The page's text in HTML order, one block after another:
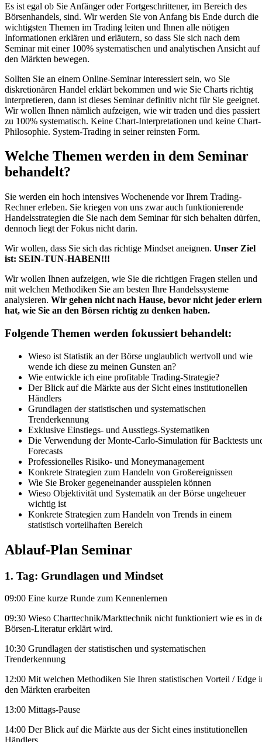
Es ist egal ob Sie Anfänger oder Fortgeschrittener, im Bereich des
Börsenhandels, sind. Wir werden Sie von Anfang bis Ende durch die
wichtigsten Themen im Trading leiten und Ihnen alle nötigen
Informationen erklären und erläutern, so dass Sie sich nach dem
Seminar mit einer 100% systematischen und analytischen Ansicht auf
den Märkten bewegen.
Sollten Sie an einem Online-Seminar interessiert sein, wo Sie
diskretionären Handel erklärt bekommen und wie Sie Charts richtig
interpretieren, dann ist dieses Seminar definitiv nicht für Sie geeignet.
Wir wollen Ihnen nämlich aufzeigen, wie wir traden und dies passiert
zu 100% systematisch. Keine Chart-Interpretationen und keine Chart-
Philosophie. System-Trading in seiner reinsten Form.
Welche Themen werden in dem Seminar
behandelt?
Sie werden ein hoch intensives Wochenende vor Ihrem Trading-
Rechner erleben. Sie kriegen von uns zwar auch funktionierende
Handelsstrategien die Sie nach dem Seminar für sich behalten dürfen,
dennoch liegt der Fokus nicht darin.
Wir wollen, dass Sie sich das richtige Mindset aneignen. Unser Ziel
ist: SEIN-TUN-HABEN!!!
Wir wollen Ihnen aufzeigen, wie Sie die richtigen Fragen stellen und
mit welchen Methodiken Sie am besten Ihre Handelssysteme
analysieren. Wir gehen nicht nach Hause, bevor nicht jeder
hat, wie Sie an den Börsen richtig zu denken haben.
Folgende Themen werden fokussiert behandelt:
Wieso ist Statistik an der Börse unglaublich wertvoll und wie
wende ich diese zu meinen Gunsten an?
Wie entwickle ich eine profitable Trading-Strategie?
Der Blick auf die Märkte aus der Sicht eines institutionellen
Händlers
Grundlagen der statistischen und systematischen
Trenderkennung
Exklusive Einstiegs- und Ausstiegs-Systematiken
Die Verwendung der Monte-Carlo-Simulation für Backtests
Forecasts
Professionelles Risiko- und Moneymanagement
Konkrete Strategien zum Handeln von Großereignissen
Wie Sie Broker gegeneinander ausspielen können
Wieso Objektivität und Systematik an der Börse ungeheuer
wichtig ist
Konkrete Strategien zum Handeln von Trends in einem
statistisch vorteilhaften Bereich
Ablauf-Plan Seminar
1. Tag: Grundlagen und Mindset
09:00 Eine kurze Runde zum Kennenlernen
09:30 Wieso Charttechnik/Markttechnik nicht funktioniert wie es in
Börsen-Literatur erklärt wird.
10:30 Grundlagen der statistischen und systematischen
Trenderkennung
12:00 Mit welchen Methodiken Sie Ihren statistischen Vorteil / Edge
den Märkten erarbeiten
13:00 Mittags-Pause
14:00 Der Blick auf die Märkte aus der Sicht eines institutionellen